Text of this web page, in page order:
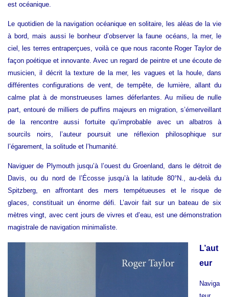
est océanique.
Le quotidien de la navigation océanique en solitaire, les aléas de la vie
à bord, mais aussi le bonheur d’observer la faune océans, la mer, le
ciel, les terres entraperçues, voilà ce que nous raconte Roger Taylor de
façon poétique et innovante. Avec un regard de peintre et une écoute de
musicien, il décrit la texture de la mer, les vagues et la houle, dans
différentes configurations de vent, de tempête, de lumière, allant du
calme plat à de monstrueuses lames déferlantes. Au milieu de nulle
part, entouré de milliers de puffins majeurs en migration, s’émerveillant
de la rencontre aussi fortuite qu’improbable avec un albatros à
sourcils noirs, l’auteur poursuit une réflexion philosophique sur
l’égarement, la solitude et l’humanité.
Naviguer de Plymouth jusqu’à l’ouest du Groenland, dans le détroit de
Davis, ou du nord de l’Écosse jusqu’à la latitude 80°N., au-delà du
Spitzberg, en affrontant des mers tempétueuses et le risque de
glaces, constituait un énorme défi. L’avoir fait sur un bateau de six
mètres vingt, avec cent jours de vivres et d’eau, est une démonstration
magistrale de navigation minimaliste.
L’aut
eur
Naviga